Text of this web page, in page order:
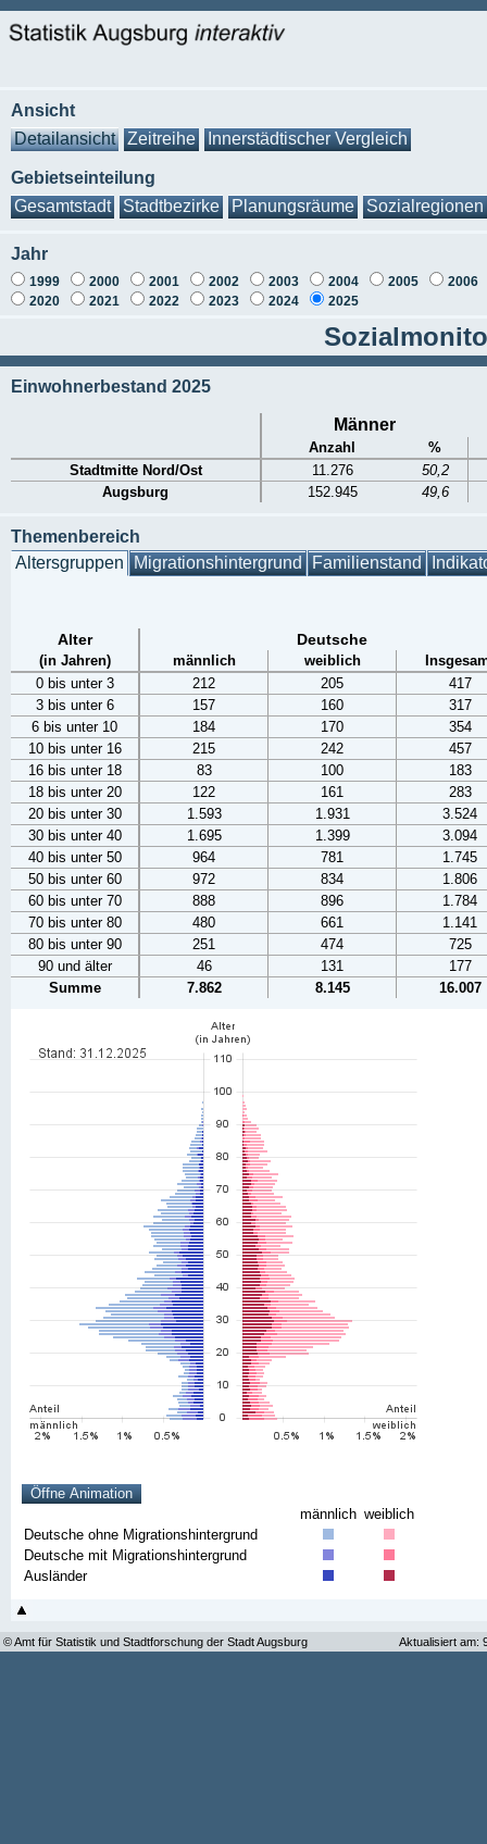
Ansicht
Detailansicht
Zeitreihe Innerstädtischer Vergleich
Gebietseinteilung
Gesamtstadt
Stadtbezirke Planungsräume Sozialregionen
Jahr
1999 2000 2001 2002 2003 2004 2005
2006
2020
2021 2022 2023 2024 2025
Einwohnerbestand 2025
Männer
Anzahl
%
Stadtmitte Nord/Ost
11.276
50,2
Augsburg
152.945 49,6
Themenbereich
Altersgruppen Migrationshintergrund Familienstand
Alter Deutsche
(in Jahren) männlich weiblich
0 bis unter 3
212 205
417
3 bis unter 6
157 160
317
6 bis unter 10
184 170
354
10 bis unter 16
215 242
457
16 bis unter 18
83 100
183
18 bis unter 20
122 161
283
20 bis unter 30
1.593 1.931
3.524
30 bis unter 40
1.695 1.399
3.094
40 bis unter 50
964 781
1.745
50 bis unter 60
972 834
1.806
60 bis unter 70
888 896
1.784
70 bis unter 80
480 661
1.141
80 bis unter 90
251 474
725
90 und älter
46 131
177
Summe
7.862 8.145 16.007
männlich weiblich
Deutsche ohne Migrationshintergrund
Deutsche mit Migrationshintergrund
Ausländer
© Amt für Statistik und Stadtforschung der Stadt Augsburg Aktualisiert am: